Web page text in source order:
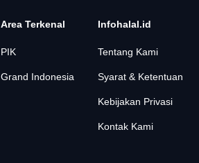
Area Terkenal
PIK
Grand Indonesia
Infohalal.id
Tentang Kami
Syarat & Ketentuan
Kebijakan Privasi
Kontak Kami